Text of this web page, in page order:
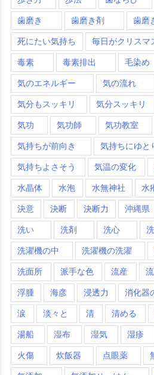
歯磨き 歯磨き剤 歯磨
死にたい気持ち 毎日がクリスマ
毒素 毒素排出 毛染め
気のエネルギー 気の流れ
気分もスッキリ 気分スッキリ
気功 気功師 気功教室
気持ちが前向き 気持ちにゆと
気持ちよさそう 気温の変化
水晶体 水泡 水無神社 水
決意 決断 決断力 沖縄県
洗い 洗剤 洗心
洗濯機の中 洗濯機の洗濯
洗面所 派手な色 流産
浮腫 海彦 浸透力 消化器
涙 淡々と 清 清める
湯船 湿布 湿気 湿疹
火傷 炊飯器 点眼薬